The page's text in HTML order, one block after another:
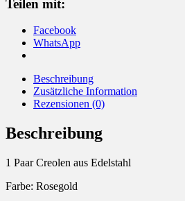
Teilen mit:
Facebook
WhatsApp
Beschreibung
Zusätzliche Information
Rezensionen (0)
Beschreibung
1 Paar Creolen aus Edelstahl
Farbe: Rosegold